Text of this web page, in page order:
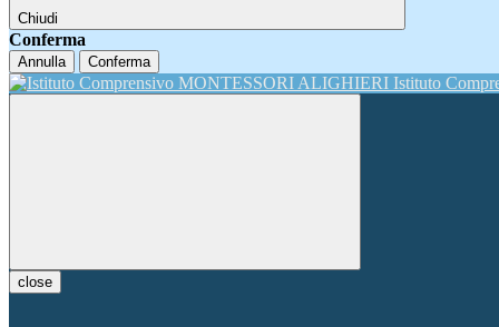
Chiudi
Conferma
Annulla Conferma
Istituto
close